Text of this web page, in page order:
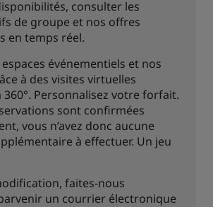
consulter les
de groupe et nos offres
en temps réel.
événementiels et nos
à des visites virtuelles
360°. Personnalisez votre forfait.
sont confirmées
vous n’avez donc aucune
à effectuer. Un jeu
faites-nous
un courrier électronique